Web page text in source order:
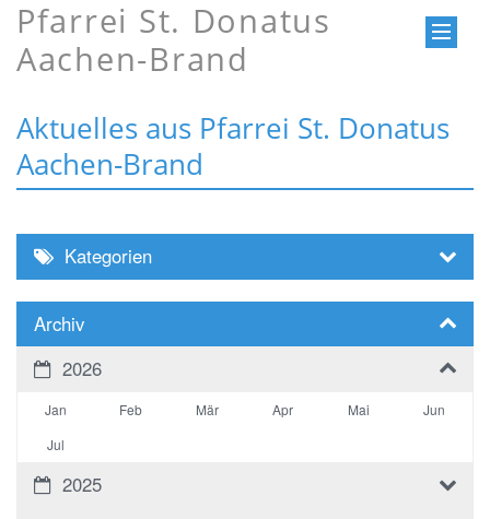
Pfarrei St. Donatus
Aachen-Brand
Aktuelles aus Pfarrei St. Donatus
Aachen-Brand
Kategorien
Archiv
2026
Jan Feb Mär Apr Mai
Jun
Jul
2025